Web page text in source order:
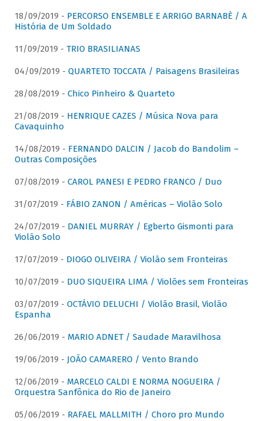
18/09/2019 - PERCORSO ENSEMBLE E ARRIGO BARNABÈ / A
História de Um Soldado
11/09/2019 - TRIO BRASILIANAS
04/09/2019 - QUARTETO TOCCATA / Paisagens Brasileiras
28/08/2019 - Chico Pinheiro & Quarteto
21/08/2019 - HENRIQUE CAZES / Música Nova para
Cavaquinho
14/08/2019 - FERNANDO DALCIN / Jacob do Bandolim –
Outras Composições
07/08/2019 - CAROL PANESI E PEDRO FRANCO / Duo
31/07/2019 - FÁBIO ZANON / Américas – Violão Solo
24/07/2019 - DANIEL MURRAY / Egberto Gismonti para
Violão Solo
17/07/2019 - DIOGO OLIVEIRA / Violão sem Fronteiras
10/07/2019 - DUO SIQUEIRA LIMA / Violões sem Fronteiras
03/07/2019 - OCTÁVIO DELUCHI / Violão Brasil, Violão
Espanha
26/06/2019 - MARIO ADNET / Saudade Maravilhosa
19/06/2019 - JOÃO CAMARERO / Vento Brando
12/06/2019 - MARCELO CALDI E NORMA NOGUEIRA /
Orquestra Sanfônica do Rio de Janeiro
05/06/2019 - RAFAEL MALLMITH / Choro pro Mundo